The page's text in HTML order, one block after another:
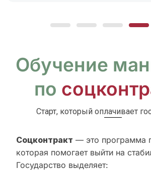
Обучение
по
Старт, который оплачивает
Соцконтракт — это программа
которая помогает выйти на
Государство выделяет: